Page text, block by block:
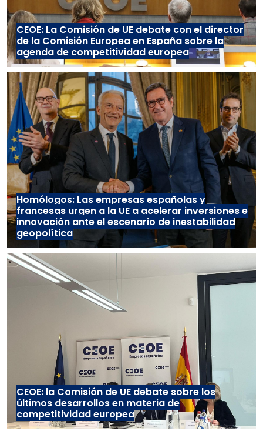
CEOE: La Comisión de UE debate con el director
de la Comisión Europea en España sobre la
agenda de competitividad europea
Homólogos: Las empresas españolas y
francesas urgen a la UE a acelerar inversiones e
innovación ante el escenario de inestabilidad
geopolítica
CEOE: la Comisión de UE debate sobre los
últimos desarrollos en materia de
competitividad europea